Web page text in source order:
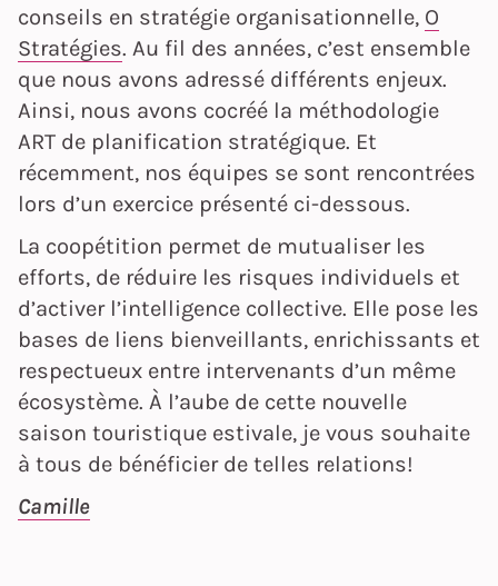
conseils en stratégie organisationnelle, O
Stratégies. Au fil des années, c’est ensemble
que nous avons adressé différents enjeux.
Ainsi, nous avons cocréé la méthodologie
ART de planification stratégique. Et
récemment, nos équipes se sont rencontrées
lors d’un exercice présenté ci-dessous.
La coopétition permet de mutualiser les
efforts, de réduire les risques individuels et
d’activer l’intelligence collective. Elle pose les
bases de liens bienveillants, enrichissants et
respectueux entre intervenants d’un même
écosystème. À l’aube de cette nouvelle
saison touristique estivale, je vous souhaite
à tous de bénéficier de telles relations!
Camille